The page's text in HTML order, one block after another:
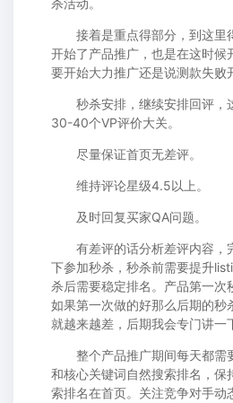
杀活动。
接着是重点得部分，到这里
开始了产品推广，也是在这时候
要开始大力推广还是说测款失败
秒杀安排，继续安排回评，
30-40个VP评价大关。
尽量保证首页无差评。
维持评论星级4.5以上。
及时回复买家QA问题。
有差评的话分析差评内容，
下参加秒杀，秒杀前需要提升
杀后需要稳定排名。产品第一次
如果第一次做的好那么后期的秒
就越来越差，后期我会专门讲一
整个产品推广期间每天都需
和核心关键词自然搜索排名，保
索排名在首页。关注竞争对手动